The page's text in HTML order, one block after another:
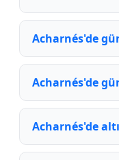
Acharnés'de
Acharnés'de
Acharnés'de